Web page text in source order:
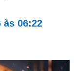
às 06:22